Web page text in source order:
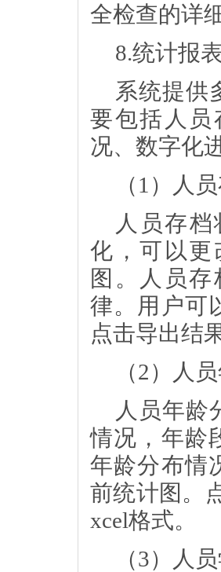
全检查的详
8.统计报
系统提供
要包括人员
况、数字化
（1）人
人员存
化，可以更
图。人员
律。用户可
点击导出结
（2）人
人员年龄
情况，年龄
年龄分布情
前统计图。
xcel格式。
（3）人